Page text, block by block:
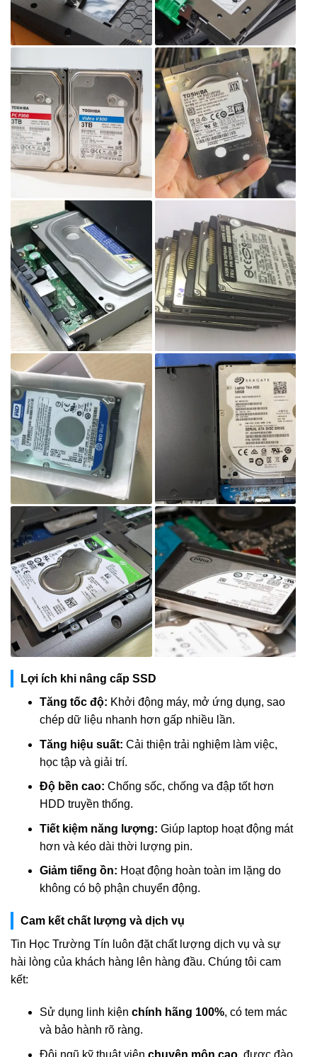
Lợi ích khi nâng cấp SSD
Tăng tốc độ: Khởi động máy, mở ứng dụng, sao
chép dữ liệu nhanh hơn gấp nhiều lần.
Tăng hiệu suất: Cải thiện trải nghiệm làm việc,
học tập và giải trí.
Độ bền cao: Chống sốc, chống va đập tốt hơn
HDD truyền thống.
Tiết kiệm năng lượng: Giúp laptop hoạt động mát
hơn và kéo dài thời lượng pin.
Giảm tiếng ồn: Hoạt động hoàn toàn im lặng do
không có bộ phận chuyển động.
Cam kết chất lượng và dịch vụ
Tin Học Trường Tín luôn đặt chất lượng dịch vụ và sự
hài lòng của khách hàng lên hàng đầu. Chúng tôi cam
kết:
Sử dụng linh kiện chính hãng 100%, có tem mác
và bảo hành rõ ràng.
Đội ngũ kỹ thuật viên chuyên môn cao, được đào